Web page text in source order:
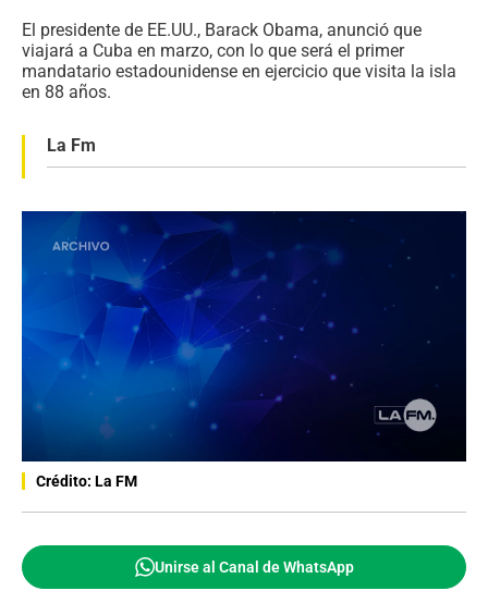
El presidente de EE.UU., Barack Obama, anunció que
viajará a Cuba en marzo, con lo que será el primer
mandatario estadounidense en ejercicio que visita la isla
en 88 años.
La Fm
Crédito: La FM
Unirse al Canal de WhatsApp